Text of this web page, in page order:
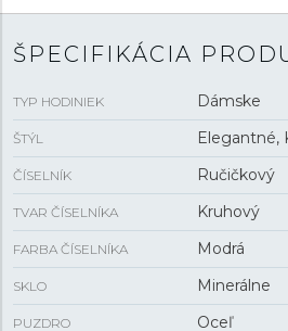
ŠPECIFIKÁCIA
TYP HODINIEK Dámske
ŠTÝL Elegantné,
ČÍSELNÍK Ručičkový
TVAR ČÍSELNÍKA Kruhový
FARBA ČÍSELNÍKA Modrá
SKLO Minerálne
PUZDRO Oceľ